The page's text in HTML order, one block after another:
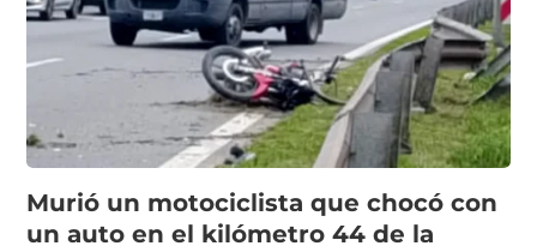
Murió un motociclista que chocó con
un auto en el kilómetro 44 de la